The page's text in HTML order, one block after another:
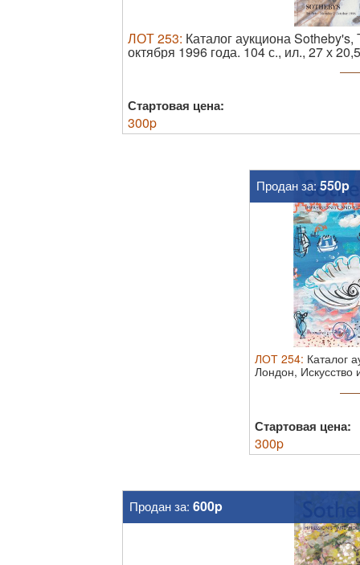
ЛОТ253: Каталог аукциона
октября 1996 года.104 с., ил., 27 х
Стартовая цена:
300p
Продан за: 550p
ЛОТ 254: Каталог
Лондон, Искусство
Стартовая цена:
300p
Продан за: 600p